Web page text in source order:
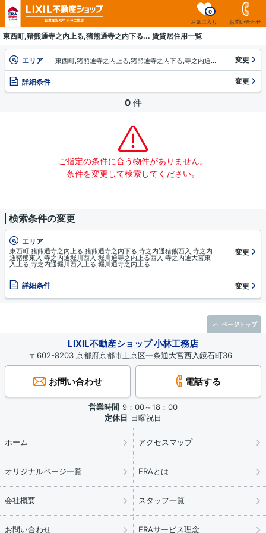
お気に入り
0
お問い合わせ
東西町,猪熊通寺之内上る,猪熊通寺之内下る... 賃貸居住用一覧
エリア 東西町,猪熊通寺之内上る,猪熊通寺之内下る,寺之内通猪熊西入,寺之内通猪熊東入,寺之内通堀川西入,堀川通寺之内上る西入,寺之内通大宮東入上る,寺之内通堀川西入上る,堀川通寺之内上る 変更
詳細条件 変更
0 件
ご指定の条件に合う物件がありません。
条件を変更して検索してください。
検索条件の変更
エリア
東西町,猪熊通寺之内上る,猪熊通寺之内下る,寺之内通猪熊西入,寺之内
通猪熊東入,寺之内通堀川西入,堀川通寺之内上る西入,寺之内通大宮東
入上る,寺之内通堀川西入上る,堀川通寺之内上る
変更
詳細条件 変更
LIXIL不動産ショップ 小林工務店
〒602-8203 京都府京都市上京区一条通大宮西入鏡石町36
お問い合わせ 電話する
営業時間 9：00～18：00
定休日 日曜祝日
ホーム アクセスマップ
オリジナルページ一覧 ERAとは
会社概要 スタッフ一覧
お問い合わせ ERAサービス理念
ページトップ